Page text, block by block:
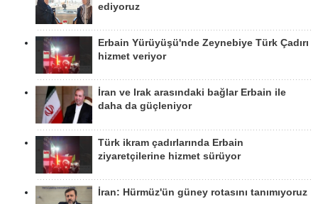
ediyoruz
Erbain Yürüyüşü'nde Zeynebiye Türk Çadırı
hizmet veriyor
İran ve Irak arasındaki bağlar Erbain ile
daha da güçleniyor
Türk ikram çadırlarında Erbain
ziyaretçilerine hizmet sürüyor
İran: Hürmüz'ün güney rotasını tanımıyoruz